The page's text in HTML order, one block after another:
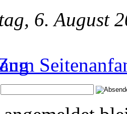
6. August